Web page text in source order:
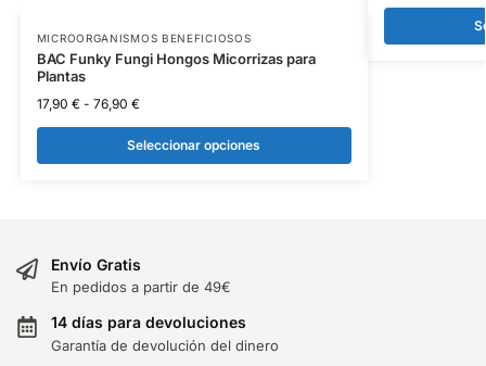
MICROORGANISMOS BENEFICIOSOS
BAC Funky Fungi Hongos Micorrizas para
Plantas
17,90 € - 76,90 €
Seleccionar opciones
Envío Gratis
En pedidos a partir de 49€
14 días para devoluciones
Garantía de devolución del dinero